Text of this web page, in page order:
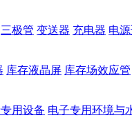
三极管 变送器 充电器 电
库存液晶屏 库存场效应管
用设备 电子专用环境与